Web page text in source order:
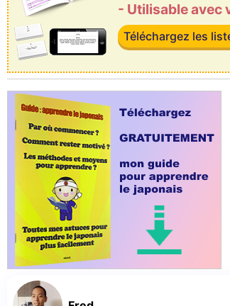
- Utilisable avec
Téléchargez les